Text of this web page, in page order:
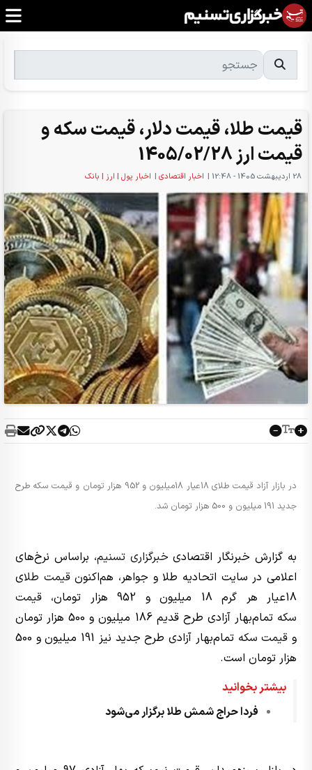
قیمت طلا، قیمت دلار، قیمت سکه و
قیمت ارز 1405/02/28
28 ارديبهشت 1405 - 12:48 | اخبار اقتصادی | اخبار پول | ارز | بانک
در بازار آزاد قیمت طلای 18عیار 18میلیون و 952 هزار تومان و قیمت سکه طرح
جدید 191 میلیون و 500 هزار تومان شد.
به گزارش خبرنگار اقتصادی خبرگزاری تسنیم، براساس نرخ‌های
اعلامی در سایت اتحادیه طلا و جواهر، هم‌اکنونقیمت طلای
18عیار هر گرم 18 میلیون و 952 هزار تومان،
قیمت
سکه
تمام‌بهار آزادی طرح قدیم 186 میلیون و 500 هزار تومان
و قیمت سکه
تمام‌بهار آزادی طرح جدید نیز 191 میلیون و 500
هزار تومان است.
بیشتر بخوانید
فردا حراج شمش طلا برگزار می‌شود